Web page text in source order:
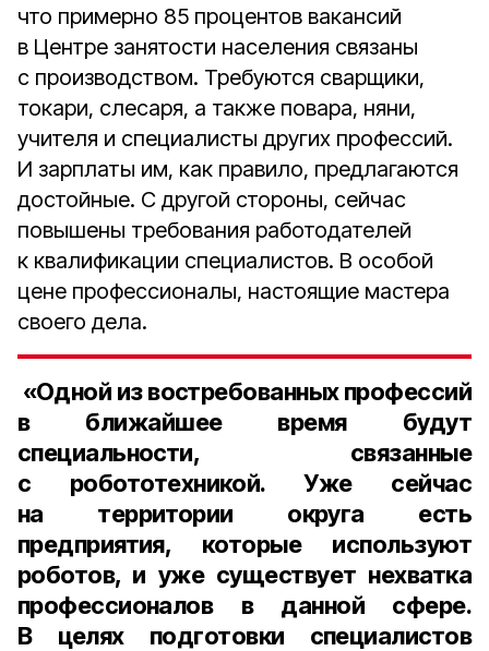
что примерно 85 процентов вакансий
в Центре занятости населения связаны
с производством. Требуются сварщики,
токари, слесаря, а также повара, няни,
учителя и специалисты других профессий.
И зарплаты им, как правило, предлагаются
достойные. С другой стороны, сейчас
повышены требования работодателей
к квалификации специалистов. В особой
цене профессионалы, настоящие мастера
своего дела.
«Одной из востребованных профессий
в ближайшее время будут
специальности, связанные
с робототехникой. Уже сейчас
на территории округа есть
предприятия, которые используют
роботов, и уже существует нехватка
профессионалов в данной сфере.
В целях подготовки специалистов